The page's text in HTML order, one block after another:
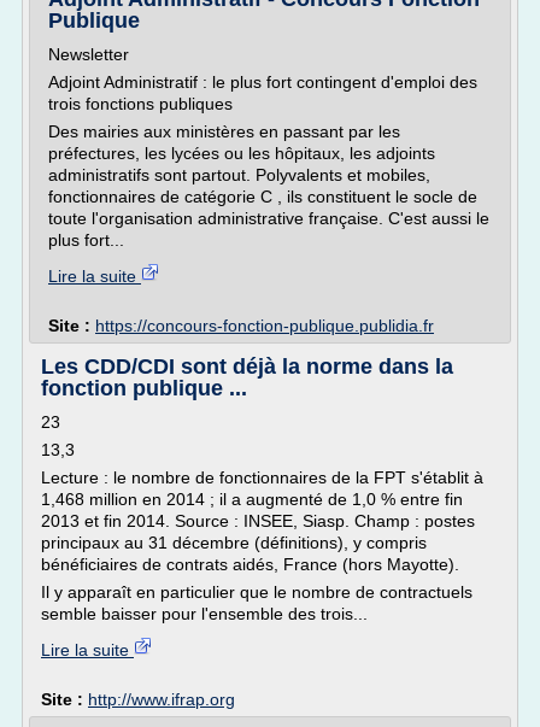
Publique
Newsletter
Adjoint Administratif : le plus fort contingent d'emploi des
trois fonctions publiques
Des mairies aux ministères en passant par les
préfectures, les lycées ou les hôpitaux, les adjoints
administratifs sont partout. Polyvalents et mobiles,
fonctionnaires de catégorie C , ils constituent le socle de
toute l'organisation administrative française. C'est aussi le
plus fort...
Lire la suite
Site : https://concours-fonction-publique.publidia.fr
Les CDD/CDI sont déjà la norme dans la
fonction publique ...
23
13,3
Lecture : le nombre de fonctionnaires de la FPT s'établit à
1,468 million en 2014 ; il a augmenté de 1,0 % entre fin
2013 et fin 2014. Source : INSEE, Siasp. Champ : postes
principaux au 31 décembre (définitions), y compris
bénéficiaires de contrats aidés, France (hors Mayotte).
Il y apparaît en particulier que le nombre de contractuels
semble baisser pour l'ensemble des trois...
Lire la suite
Site : http://www.ifrap.org